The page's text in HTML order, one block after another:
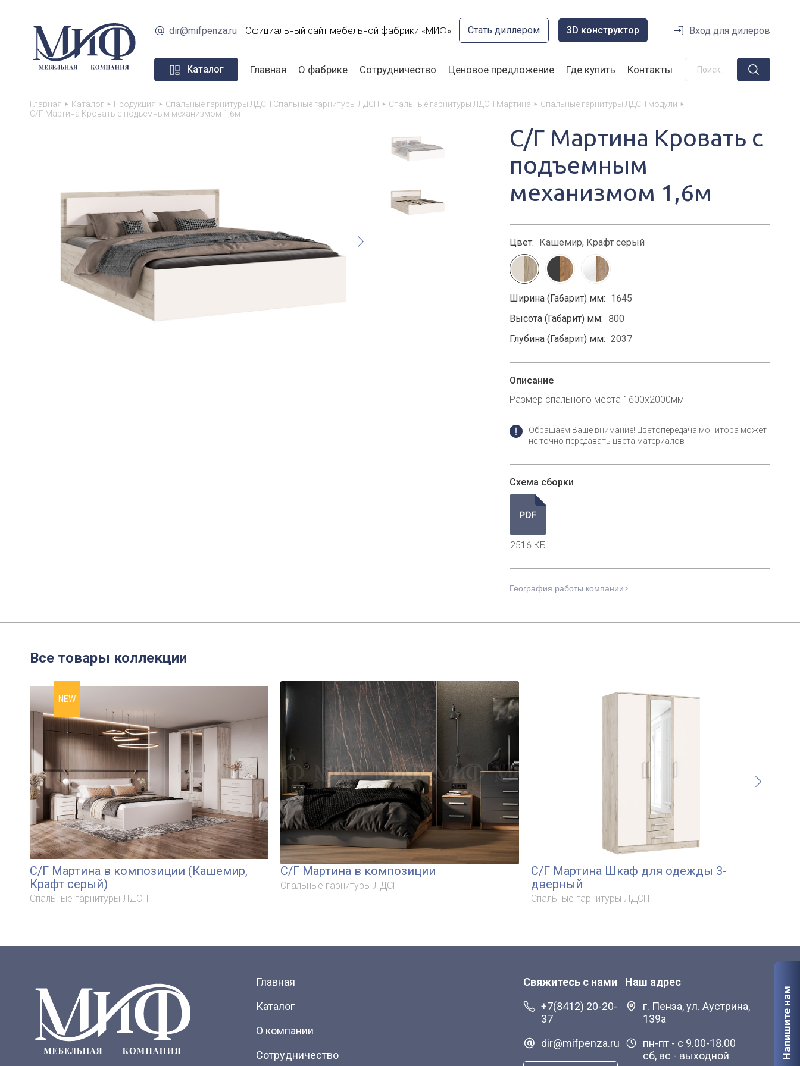
dir@mifpenza.ru Официальный сайт мебельной фабрики «МИФ» Стать диллером 3D конструктор Вход для дилеров
Каталог Главная О фабрике Сотрудничество Ценовое предложение Где купить Контакты
Главная Каталог Продукция Спальные гарнитуры ЛДСП Спальные гарнитуры ЛДСП Спальные гарнитуры ЛДСП Мартина
Спальные гарнитуры ЛДСП модули
С/Г Мартина Кровать с подъемным механизмом 1,6м
С/Г Мартина Кровать с
подъемным
механизмом 1,6м
Цвет: Кашемир, Крафт серый
Ширина (Габарит) мм: 1645
Высота (Габарит) мм: 800
Глубина (Габарит) мм: 2037
Описание
Размер спального места 1600х2000мм
Обращаем Ваше внимание! Цветопередача монитора может
не точно передавать цвета материалов
Схема сборки
2516 КБ
География работы компании
Все товары коллекции
NEW
С/Г Мартина в композиции (Кашемир,
Крафт серый)
Спальные гарнитуры ЛДСП
С/Г Мартина в композиции
Спальные гарнитуры ЛДСП
С/Г Мартина Шкаф для одежды 3-
дверный
Спальные гарнитуры ЛДСП
Главная
Каталог
О компании
Сотрудничество
Свяжитесь с нами
+7(8412) 20-20-
37
dir@mifpenza.ru
Наш адрес
г. Пенза, ул. Аустрина,
139а
пн-пт - с 9.00-18.00
сб, вс - выходной
Напишите нам